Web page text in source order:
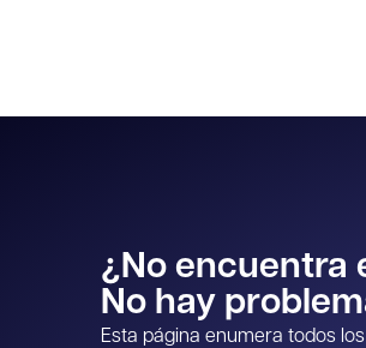
¿No encuentra
No hay
Esta página enumera todos